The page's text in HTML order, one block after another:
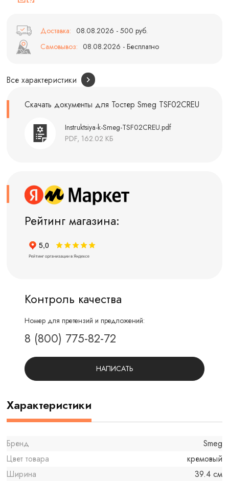
Доставка: 08.08.2026 - 500 руб.
Самовывоз: 08.08.2026 - Бесплатно
Все характеристики
Скачать документы для Тостер Smeg TSF02CREU
Instruktsiya-k-Smeg-TSF02CREU.pdf
PDF, 162.02 КБ
Рейтинг магазина:
Контроль качества
Номер для претензий и предложений:
8 (800) 775-82-72
НАПИСАТЬ
Характеристики
Бренд
Smeg
Цвет товара
кремовый
Ширина
39.4 см